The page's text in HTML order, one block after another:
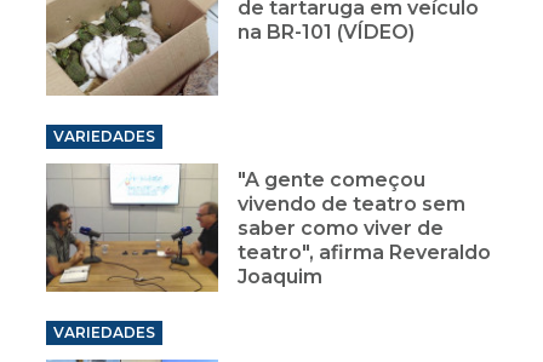
de tartaruga em veículo
na BR-101 (VÍDEO)
VARIEDADES
"A gente começou
vivendo de teatro sem
saber como viver de
teatro", afirma Reveraldo
Joaquim
VARIEDADES